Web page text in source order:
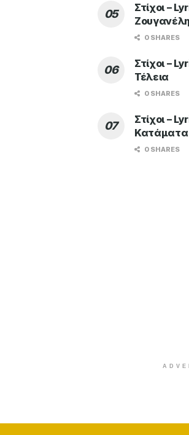
Στίχοι –
0 SHARES
Στίχοι –
Τέλεια
0 SHARES
Στίχοι –
Κατάματα
0 SHARES